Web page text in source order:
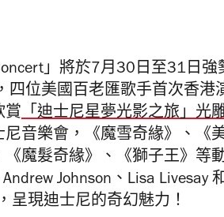
」將於7月30日至31日強
四位美國百老匯歌手首次香港
賞「迪士尼星夢光影之旅」光
音樂會，《魔雪奇緣》、《
魔髮奇緣》、《獅子王》等
Johnson、Lisa Livesay
呈現迪士尼的奇幻魅力！